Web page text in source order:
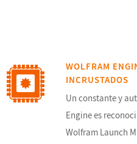
WOLFRAM
INCRUSTADOS
Un constante y
Engine es
Wolfram Launch